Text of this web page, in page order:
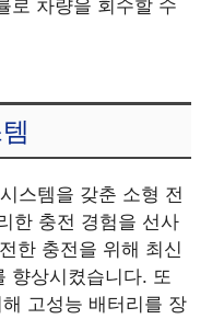
로 차량을 회수할 수
스템을 갖춘 소형 전
한 충전 경험을 선사
한 충전을 위해 최신
향상시켰습니다. 또
고성능 배터리를 장